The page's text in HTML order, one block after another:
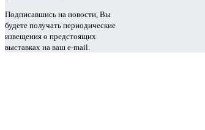
Подписавшись на новости, Вы
будете получать периодические
извещения о предстоящих
выставках на ваш e-mail.